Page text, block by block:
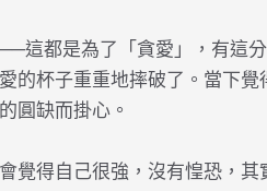
這都是為了「貪愛」，有這
的杯子重重地摔破了。當下覺
圓缺而掛心。
覺得自己很強，沒有惶恐，其